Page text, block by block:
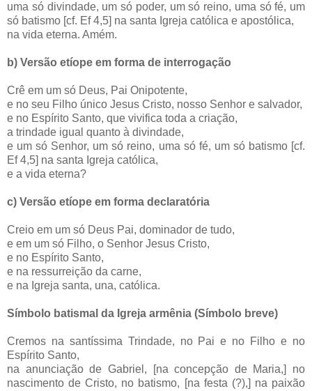
uma só divindade, um só poder, um só reino, uma só fé, um
só batismo [cf. Ef 4,5] na santa Igreja católica e apostólica,
na vida eterna. Amém.
b) Versão etíope em forma de interrogação
Crê em um só Deus, Pai Onipotente,
e no seu Filho único Jesus Cristo, nosso Senhor e salvador,
e no Espírito Santo, que vivifica toda a criação,
a trindade igual quanto à divindade,
e um só Senhor, um só reino, uma só fé, um só batismo [cf.
Ef 4,5] na santa Igreja católica,
e a vida eterna?
c) Versão etíope em forma declaratória
Creio em um só Deus Pai, dominador de tudo,
e em um só Filho, o Senhor Jesus Cristo,
e no Espírito Santo,
e na ressurreição da carne,
e na Igreja santa, una, católica.
Símbolo batismal da Igreja armênia (Símbolo breve)
Cremos na santíssima Trindade, no Pai e no Filho e no
Espírito Santo,
na anunciação de Gabriel, [na concepção de Maria,] no
nascimento de Cristo, no batismo, [na festa (?),] na paixão